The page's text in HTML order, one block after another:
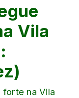
Vila
forte na Vila